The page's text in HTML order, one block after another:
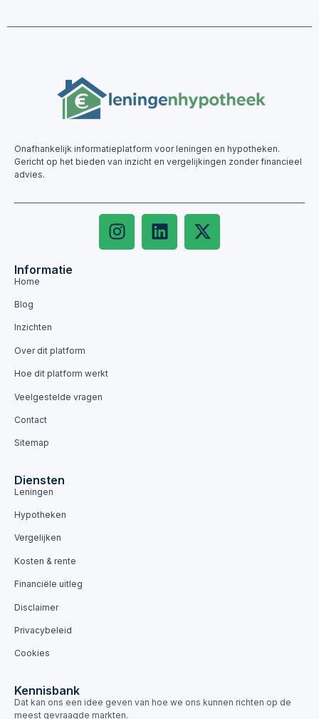
Onafhankelijk informatieplatform voor leningen en hypotheken.
Gericht op het bieden van inzicht en vergelijkingen zonder financieel
advies.
Informatie
Home
Blog
Inzichten
Over dit platform
Hoe dit platform werkt
Veelgestelde vragen
Contact
Sitemap
Diensten
Leningen
Hypotheken
Vergelijken
Kosten & rente
Financiële uitleg
Disclaimer
Privacybeleid
Cookies
Kennisbank
Dat kan ons een idee geven van hoe we ons kunnen richten op de
meest gevraagde markten.